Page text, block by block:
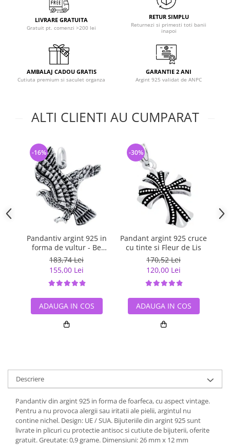
LIVRARE GRATUITA
Gratuit pt. comenzi >200 lei
RETUR SIMPLU
Returnezi si primesti toti banii
inapoi
AMBALAJ CADOU GRATIS
Cutiuta premium si saculet organza
GARANTIE 2 ANI
Argint 925 validat de ANPC
ALTI CLIENTI AU CUMPARAT
Pandantiv argint 925 in
forma de vultur - Be
Daring
183,74 Lei
155,00 Lei
-16%
ADAUGA IN COS
Pandant argint 925 cruce
cu tinte si Fleur de Lis
170,52 Lei
120,00 Lei
-30%
ADAUGA IN COS
Descriere
Pandantiv din argint 925 in forma de foarfeca, cu aspect vintage.
Pentru a nu provoca alergii sau iritatii ale pielii, argintul nu
contine nichel. Design: UE / SUA. Bijuteriile din argint 925 sunt
livrate in plicuri cu protectie antisoc si cutiute de bijuterii, oferite
gratuit. Greutate: 0,9 grame. Dimensiuni: 26 mm x 12 mm